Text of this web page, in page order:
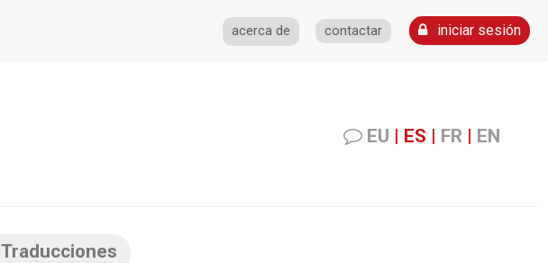
acerca de contactar iniciar sesión
EU | ES | FR | EN
Traducciones